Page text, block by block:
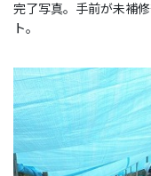
完了写真。手前が未補
ト。